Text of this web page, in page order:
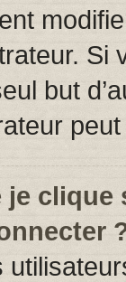
but
je clique